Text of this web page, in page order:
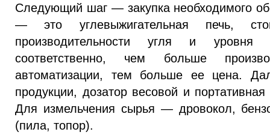
Следующий шаг — закупка необходимого
— это углевыжигательная печь,
производительности угля и уровня
соответственно, чем больше
автоматизации, тем больше ее цена.
продукции, дозатор весовой и
Для измельчения сырья — дровокол,
(пила, топор).